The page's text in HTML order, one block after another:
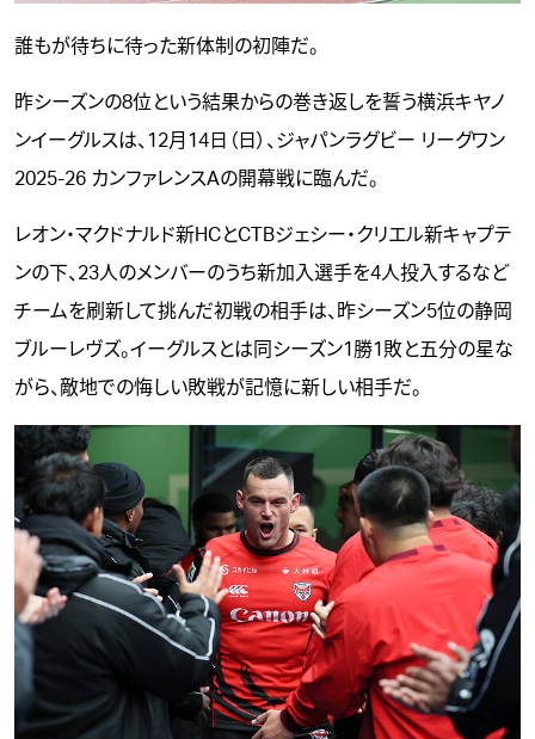
誰もが待ちに待った新体制の初陣だ。
昨シーズンの8位という結果からの巻き返しを誓う横浜キヤノ
ンイーグルスは、12月14日（日）、ジャパンラグビー リーグワン
2025-26 カンファレンスAの開幕戦に臨んだ。
レオン・マクドナルド新HCとCTBジェシー・クリエル新キャプテ
ンの下、23人のメンバーのうち新加入選手を4人投入するなど
チームを刷新して挑んだ初戦の相手は、昨シーズン5位の静岡
ブルーレヴズ。イーグルスとは同シーズン1勝1敗と五分の星な
がら、敵地での悔しい敗戦が記憶に新しい相手だ。